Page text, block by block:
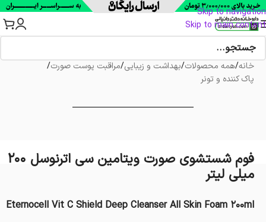
Skip to navigation
Skip to main content
خانه/همه محصولات/بهداشت و زیبایی/مراقبت پوست صورت/
پاک کننده و تونر
فوم شستشوی صورت ویتامین سی اترنوسل 200
میلی‌ لیتر
Eternocell Vit C Shield Deep Cleanser All Skin Foam 200ml